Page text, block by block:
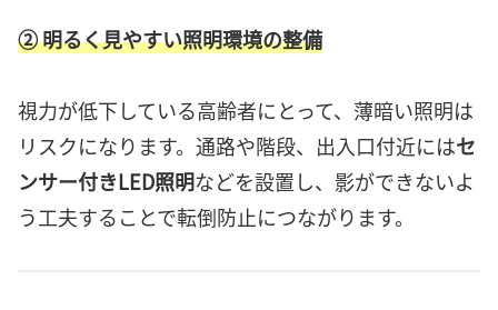
② 明るく見やすい照明環境の整備
視力が低下している高齢者にとって、薄暗い照明は
リスクになります。通路や階段、出入口付近にはセ
ンサー付きLED照明などを設置し、影ができないよ
う工夫することで転倒防止につながります。